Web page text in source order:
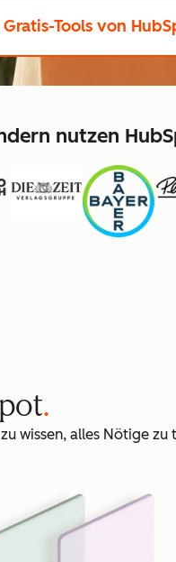
Tools von
nutzen
wissen, alles Nötige